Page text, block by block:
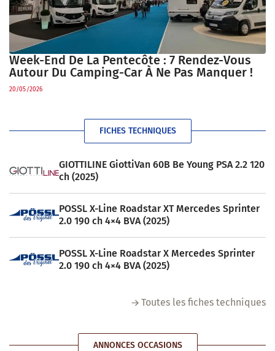
Week-End De La Pentecôte : 7 Rendez-Vous
Autour Du Camping-Car À Ne Pas Manquer !
20/05/2026
FICHES TECHNIQUES
GIOTTILINE GiottiVan 60B Be Young PSA 2.2 120
ch (2025)
POSSL X-Line Roadstar XT Mercedes Sprinter
2.0 190 ch 4×4 BVA (2025)
POSSL X-Line Roadstar X Mercedes Sprinter
2.0 190 ch 4×4 BVA (2025)
Toutes les fiches techniques
ANNONCES OCCASIONS